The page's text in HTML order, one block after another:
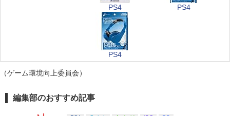
PS4 PS4
PS4
（ゲーム環境向上委員会）
編集部のおすすめ記事